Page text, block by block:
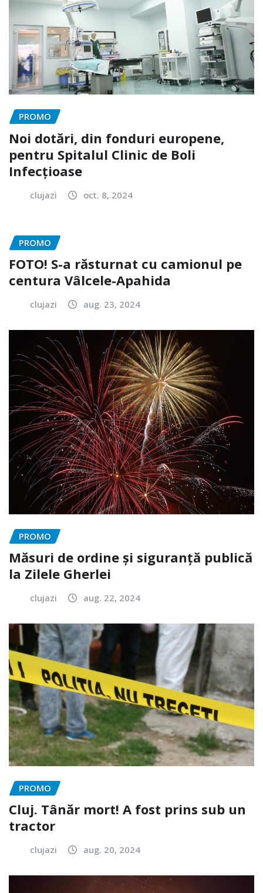
PROMO
Noi dotări, din fonduri europene,
pentru Spitalul Clinic de Boli
Infecțioase
clujazi oct. 8, 2024
PROMO
FOTO! S-a răsturnat cu camionul pe
centura Vâlcele-Apahida
clujazi aug. 23, 2024
PROMO
Măsuri de ordine și siguranță publică
la Zilele Gherlei
clujazi aug. 22, 2024
PROMO
Cluj. Tânăr mort! A fost prins sub un
tractor
clujazi aug. 20, 2024